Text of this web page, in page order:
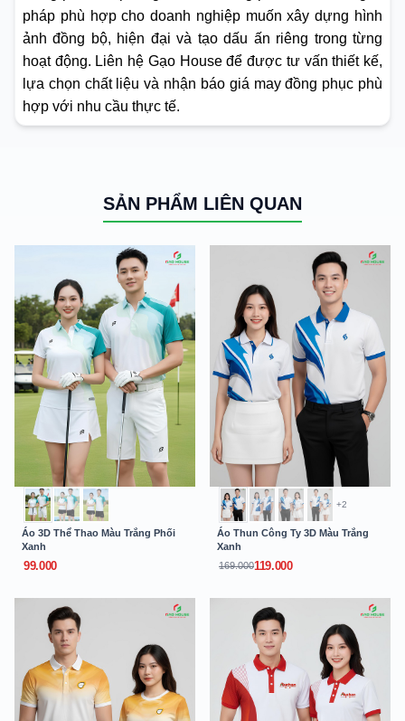
pháp phù hợp cho doanh nghiệp muốn xây dựng hình
ảnh đồng bộ, hiện đại và tạo dấu ấn riêng trong từng
hoạt động. Liên hệ Gạo House để được tư vấn thiết kế,
lựa chọn chất liệu và nhận báo giá may đồng phục phù
hợp với nhu cầu thực tế.
SẢN PHẨM LIÊN QUAN
Áo 3D Thể Thao Màu Trắng Phối
Xanh
99.000
+2
Áo Thun Công Ty 3D Màu Trắng
Xanh
169.000119.000